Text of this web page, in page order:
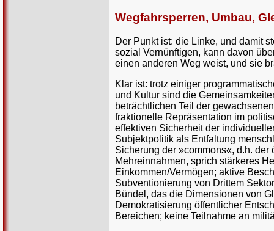
Wegfahrsperren, Umbau,
Der Punkt ist: die Linke, und damit
sozial Vernünftigen, kann davon
einen anderen Weg weist, und sie
Klar ist: trotz einiger
und Kultur sind die
beträchtlichen Teil der
fraktionelle Repräsentation im
effektiven Sicherheit der
Subjektpolitik als Entfaltung
Sicherung der »commons«, d.h.
Mehreinnahmen, sprich stärkeres
Einkommen/Vermögen; aktive
Subventionierung von Drittem
Bündel, das die Dimensionen von
Demokratisierung öffentlicher
Bereichen; keine Teilnahme an